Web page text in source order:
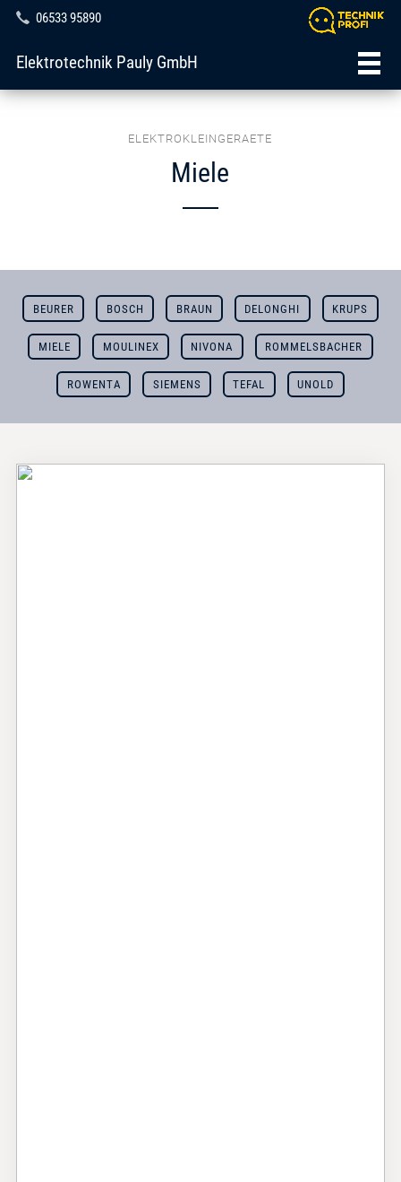
06533 95890
Elektrotechnik Pauly GmbH
ELEKTROKLEINGERAETE
Miele
BEURER BOSCH BRAUN DELONGHI KRUPS
MIELE MOULINEX NIVONA ROMMELSBACHER
ROWENTA SIEMENS TEFAL UNOLD